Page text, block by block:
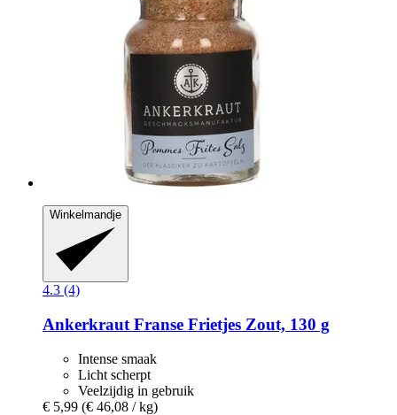
Winkelmandje
4.3 (4)
Ankerkraut Franse Frietjes Zout, 130 g
Intense smaak
Licht scherpt
Veelzijdig in gebruik
€ 5,99 (€ 46,08 / kg)